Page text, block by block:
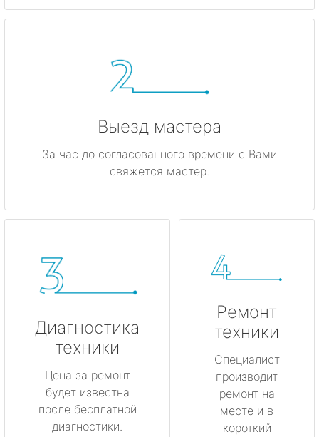
Выезд мастера
За час до согласованного времени с Вами
свяжется мастер.
Диагностика
техники
Цена за ремонт
будет известна
после бесплатной
диагностики.
Ремонт
техники
Специалист
производит
ремонт на
месте и в
короткий